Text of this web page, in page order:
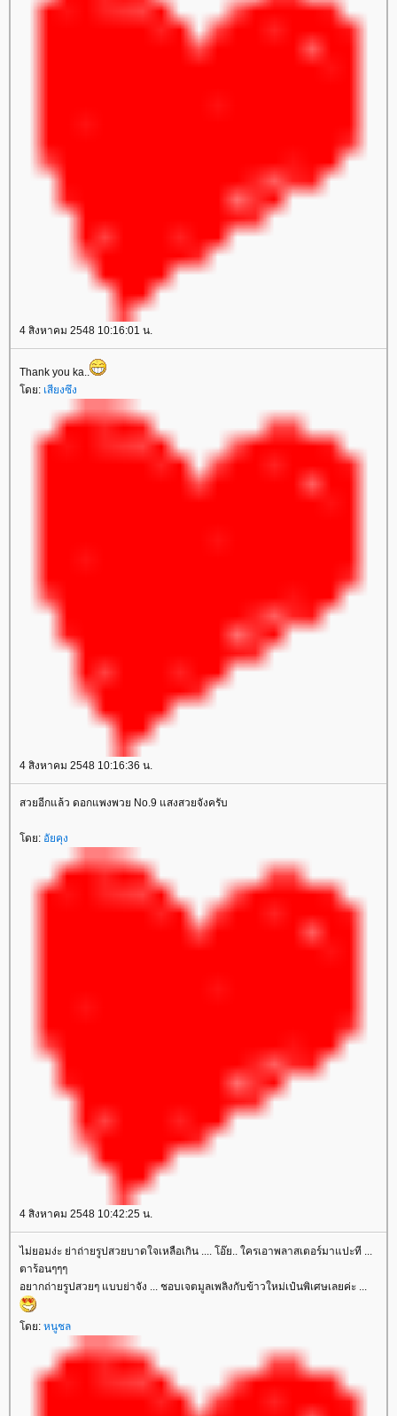
4 สิงหาคม 2548 10:16:01 น.
Thank you ka..
ดย: เสียงซึง
4 สิงหาคม 2548 10:16:36 น.
สวยอีกแล้ว ดอกแพงพวย No.9 แสงสวยจังครับ
ดย: อัยคุง
4 สิงหาคม 2548 10:42:25 น.
ไม่ยอมง่ะ ย่าถ่ายรูปสวยบาดใจเหลือเกิน .... โอ๊ย.. ใครเอาพลาสเตอร์มาแปะที ...
ตาร้อนๆๆๆ
อยากถ่ายรูปสวยๆ แบบย่าจัง ... ชอบเจตมูลเพลิงกับข้าวใหม่เป๋นพิเศษเลยค่ะ ...
ดย: หนูชล